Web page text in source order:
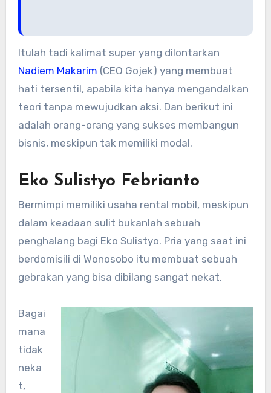
Itulah tadi kalimat super yang dilontarkan
Nadiem Makarim (CEO Gojek) yang membuat
hati tersentil, apabila kita hanya mengandalkan
teori tanpa mewujudkan aksi. Dan berikut ini
adalah orang-orang yang sukses membangun
bisnis, meskipun tak memiliki modal.
Eko Sulistyo Febrianto
Bermimpi memiliki usaha rental mobil, meskipun
dalam keadaan sulit bukanlah sebuah
penghalang bagi Eko Sulistyo. Pria yang saat ini
berdomisili di Wonosobo itu membuat sebuah
gebrakan yang bisa dibilang sangat nekat.
Bagai
mana
tidak
neka
t,